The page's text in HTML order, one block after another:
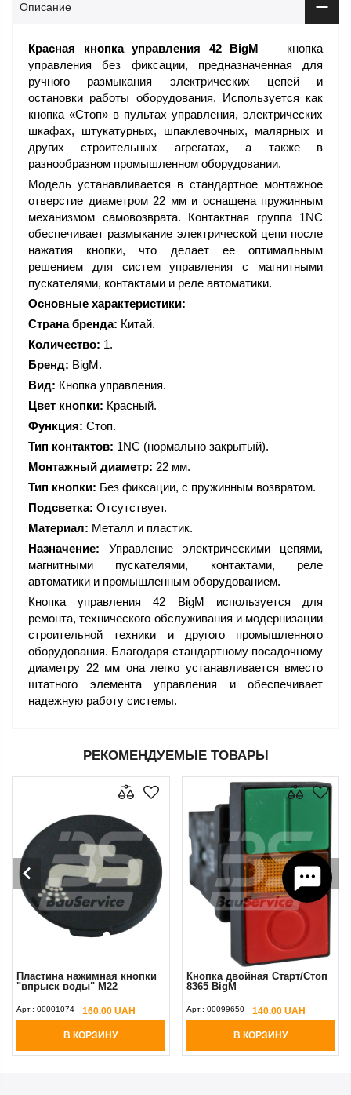
Описание
Красная кнопка управления 42 BigM — кнопка
управления без фиксации, предназначенная для
ручного размыкания электрических цепей и
остановки работы оборудования. Используется как
кнопка «Стоп» в пультах управления, электрических
шкафах, штукатурных, шпаклевочных, малярных и
других строительных агрегатах, а также в
разнообразном промышленном оборудовании.
Модель устанавливается в стандартное монтажное
отверстие диаметром 22 мм и оснащена пружинным
механизмом самовозврата. Контактная группа 1NC
обеспечивает размыкание электрической цепи после
нажатия кнопки, что делает ее оптимальным
решением для систем управления с магнитными
пускателями, контактами и реле автоматики.
Основные характеристики:
Страна бренда: Китай.
Количество: 1.
Бренд: BigM.
Вид: Кнопка управления.
Цвет кнопки: Красный.
Функция: Стоп.
Тип контактов: 1NC (нормально закрытый).
Монтажный диаметр: 22 мм.
Тип кнопки: Без фиксации, с пружинным возвратом.
Подсветка: Отсутствует.
Материал: Металл и пластик.
Назначение: Управление электрическими цепями,
магнитными пускателями, контактами, реле
автоматики и промышленным оборудованием.
Кнопка управления 42 BigM используется для
ремонта, технического обслуживания и модернизации
строительной техники и другого промышленного
оборудования. Благодаря стандартному посадочному
диаметру 22 мм она легко устанавливается вместо
штатного элемента управления и обеспечивает
надежную работу системы.
РЕКОМЕНДУЕМЫЕ ТОВАРЫ
Пластина нажимная кнопки
"впрыск воды" М22
Арт.: 00001074 160.00 UAH
В КОРЗИНУ
Кнопка двойная Старт/Стоп
8365 BigM
Арт.: 00099650 140.00 UAH
В КОРЗИНУ